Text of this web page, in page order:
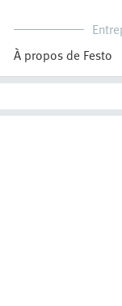
À propos de Festo